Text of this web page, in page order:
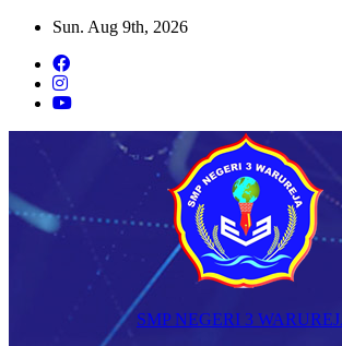
Skip
content
Sun. Aug 9th, 2026
SMP NEGERI 3